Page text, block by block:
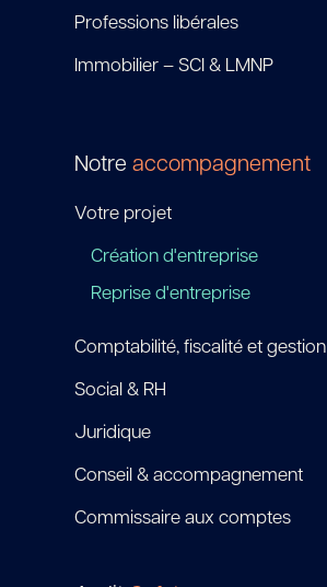
Professions libérales
Immobilier – SCI & LMNP
Notre accompagnement
Votre projet
Création d'entreprise
Reprise d'entreprise
Comptabilité, fiscalité et gestion
Social & RH
Juridique
Conseil & accompagnement
Commissaire aux comptes